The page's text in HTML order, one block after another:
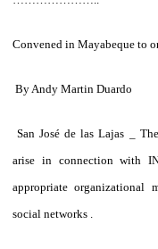
Convened in Mayabeque to
By Andy Martin Duardo
San José de las Lajas _
arise in connection with
appropriate organizational
social networks .